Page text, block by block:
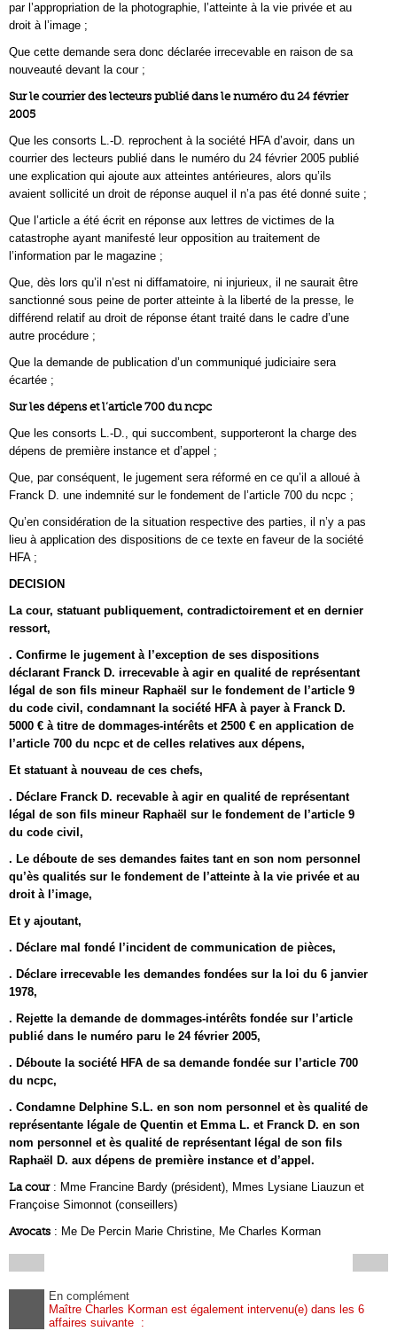
par l’appropriation de la photographie, l’atteinte à la vie privée et au
droit à l’image ;
Que cette demande sera donc déclarée irrecevable en raison de sa
nouveauté devant la cour ;
Sur le courrier des lecteurs publié dans le numéro du 24 février
2005
Que les consorts L.-D. reprochent à la société HFA d’avoir, dans un
courrier des lecteurs publié dans le numéro du 24 février 2005 publié
une explication qui ajoute aux atteintes antérieures, alors qu’ils
avaient sollicité un droit de réponse auquel il n’a pas été donné suite ;
Que l’article a été écrit en réponse aux lettres de victimes de la
catastrophe ayant manifesté leur opposition au traitement de
l’information par le magazine ;
Que, dès lors qu’il n’est ni diffamatoire, ni injurieux, il ne saurait être
sanctionné sous peine de porter atteinte à la liberté de la presse, le
différend relatif au droit de réponse étant traité dans le cadre d’une
autre procédure ;
Que la demande de publication d’un communiqué judiciaire sera
écartée ;
Sur les dépens et l’article 700 du ncpc
Que les consorts L.-D., qui succombent, supporteront la charge des
dépens de première instance et d’appel ;
Que, par conséquent, le jugement sera réformé en ce qu’il a alloué à
Franck D. une indemnité sur le fondement de l’article 700 du ncpc ;
Qu’en considération de la situation respective des parties, il n’y a pas
lieu à application des dispositions de ce texte en faveur de la société
HFA ;
DECISION
La cour, statuant publiquement, contradictoirement et en dernier
ressort,
. Confirme le jugement à l’exception de ses dispositions
déclarant Franck D. irrecevable à agir en qualité de représentant
légal de son fils mineur Raphaël sur le fondement de l’article 9
du code civil, condamnant la société HFA à payer à Franck D.
5000 € à titre de dommages-intérêts et 2500 € en application de
l’article 700 du ncpc et de celles relatives aux dépens,
Et statuant à nouveau de ces chefs,
. Déclare Franck D. recevable à agir en qualité de représentant
légal de son fils mineur Raphaël sur le fondement de l’article 9
du code civil,
. Le déboute de ses demandes faites tant en son nom personnel
qu’ès qualités sur le fondement de l’atteinte à la vie privée et au
droit à l’image,
Et y ajoutant,
. Déclare mal fondé l’incident de communication de pièces,
. Déclare irrecevable les demandes fondées sur la loi du 6 janvier
1978,
. Rejette la demande de dommages-intérêts fondée sur l’article
publié dans le numéro paru le 24 février 2005,
. Déboute la société HFA de sa demande fondée sur l’article 700
du ncpc,
. Condamne Delphine S.L. en son nom personnel et ès qualité de
représentante légale de Quentin et Emma L. et Franck D. en son
nom personnel et ès qualité de représentant légal de son fils
Raphaël D. aux dépens de première instance et d’appel.
La cour: Mme Francine Bardy (président), Mmes Lysiane Liauzun et
Françoise Simonnot (conseillers)
Avocats : Me De Percin Marie Christine, Me Charles Korman
En complément
Maître Charles Korman est également intervenu(e) dans les 6
affaires suivante :